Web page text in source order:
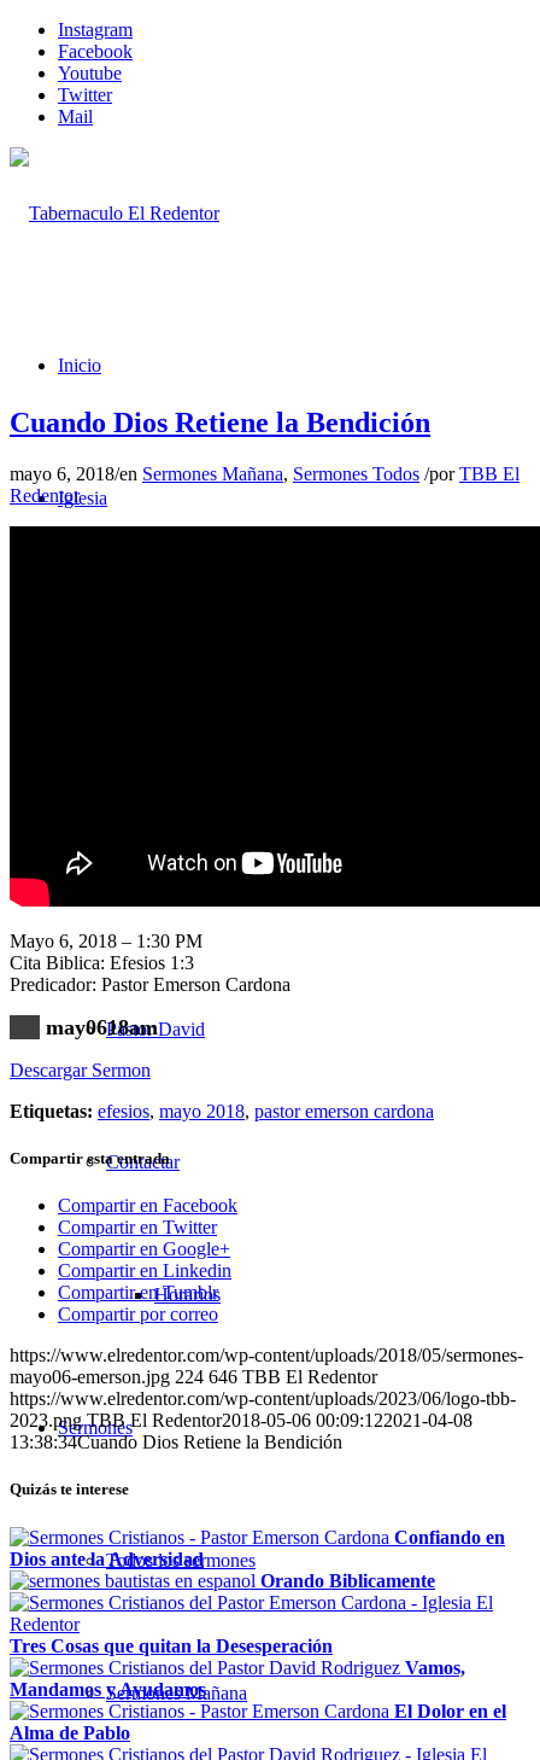
Instagram
Facebook
Youtube
Twitter
Mail
Inicio
Iglesia
Pastor David
Contactar
Horarios
Sermones
Todos los sermones
Sermones Mañana
Cuando Dios Retiene la Bendición
mayo 6, 2018/en Sermones Mañana, Sermones Todos /porTBB El
Redentor
Mayo 6, 2018 – 1:30 PM
Cita Biblica: Efesios 1:3
Predicador: Pastor Emerson Cardona
may0618am
Descargar Sermon
Etiquetas: efesios, mayo 2018, pastor emerson cardona
Compartir esta entrada
Compartir en Facebook
Compartir en Twitter
Compartir en Google+
Compartir en Linkedin
Compartir en Tumblr
Compartir por correo
https://www.elredentor.com/wp-content/uploads/2018/05/sermones-
mayo06-emerson.jpg 224 646 TBB El Redentor
https://www.elredentor.com/wp-content/uploads/2023/06/logo-tbb-
2023.png TBB El Redentor2018-05-06 00:09:122021-04-08
13:38:34Cuando Dios Retiene la Bendición
Quizás te interese
Confiando en
Dios ante la Adversidad
Orando Biblicamente
Tres Cosas que quitan la Desesperación
Vamos,
Mandamos y Ayudamos
El Dolor en el
Alma de Pablo